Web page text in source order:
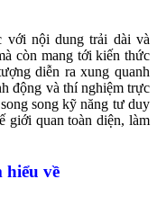
với nội dung trải dài và
còn mang tới kiến thức
diễn ra xung quanh
động và thí nghiệm trực
song kỹ năng tư duy
giới quan toàn diện, làm
hiểu về